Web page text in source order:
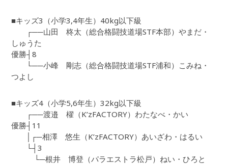
■キッズ3（小学3,4年生）40kg以下級
┌──山田 柊太（総合格闘技道場STF本部）やまだ・
しゅうた
優勝┤8
└──小峰 剛志（総合格闘技道場STF浦和）こみね・
つよし
■キッズ4（小学5,6年生）32kg以下級
┌──渡邉 櫂（K’zFACTORY）わたなべ・かい
優勝┤11
│┌─相澤 悠生（K’zFACTORY）あいざわ・はるい
└┤3
└─根井 博登（パラエストラ松戸）ねい・ひろと